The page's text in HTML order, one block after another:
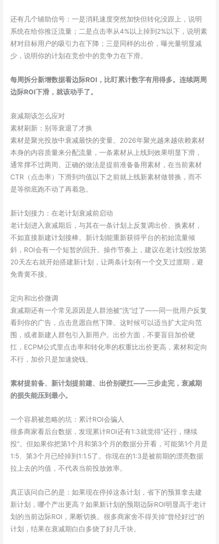
还有几个辅助信号：一是消耗速度突然加快但转化没跟上，说明
系统在给你推泛流量；二是点击率从4%以上掉到2%以下，说明素
材对目标用户的吸引力在下降；三是同样的出价，曝光量明显减
少，说明你的计划在竞价中的竞争力在下滑。
每周拆分新增数据看边际ROI，比盯累计数字有用得多。连续两周
边际ROI下滑，就该动手了。
衰减期该怎么应对
素材刷新：别等衰退了才换
素材是聚光投放中衰减最快的变量。2026年聚光越来越依赖素材
本身的内容质量来分配流量，一条素材从上线到效果明显下滑，
通常撑不过两周。正确的做法是提前准备备用素材，在当前素材
CTR（点击率）下滑到均值以下之前就上线新素材做替换，而不
是等彻底跑不动了再着急。
新计划接力：在老计划衰减前启动
老计划进入衰减期后，与其在一条计划上反复调出价、换素材，
不如直接新建计划接棒。新计划能重新获得平台的初始流量倾
斜，ROI会有一个短暂的回升。操作节奏上，建议在老计划投放第
20天左右就开始搭建新计划，让两条计划有一个交叉过渡期，避
免青黄不接。
定向和出价微调
衰减期还有一个常见原因是人群池被”洗”过了——同一批用户反复
看到你的广告，点击意愿自然下降。这时候可以适当扩大定向范
围，或者新建人群包引入新用户。出价方面，不要盲目加价硬
扛，ECPM公式里点击率和转化率的权重比出价更高，素材和定向
不行，加价只是加速烧钱。
素材提前备、新计划提前建、出价别硬扛——三步走完，衰减期
的损失能压到最小。
一个容易被忽略的坑：累计ROI会骗人
很多商家看后台数据，发现累计ROI还有1:3就觉得”还行，继续
投”。但如果你把第1个月和第3个月的数据分开看，可能第1个月是
1:5、第3个月已经掉到1:1.5了。你现在的1:3是被前期的漂亮数据
拉上去的均值，不代表当前投放效率。
真正该问自己的是：如果现在停掉这条计划，省下的预算拿去建
新计划，哪个产出更高？如果新计划的预期边际ROI明显高于老计
划的当前边际ROI，果断切换。很多商家舍不得关掉”曾经好过”的
计划，结果在衰减期白白多烧了好几千块。